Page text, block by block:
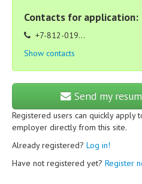
Contacts for application:
+7-812-019...
Show contacts
Send my
Registered users can quickly apply
employer directly from this site.
Already registered? Log in!
Have not registered yet? Register